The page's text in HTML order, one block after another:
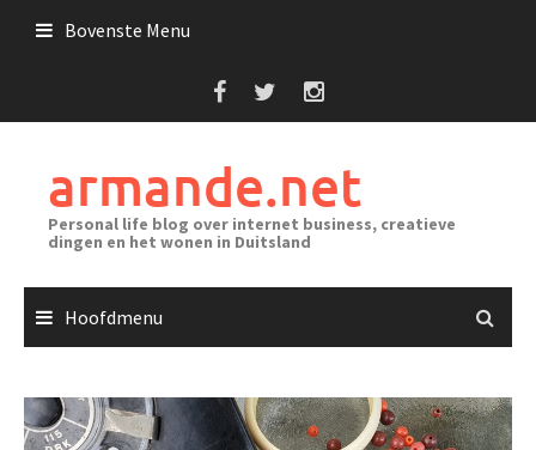
Bovenste Menu
armande.net
Personal life blog over internet business, creatieve
dingen en het wonen in Duitsland
Hoofdmenu